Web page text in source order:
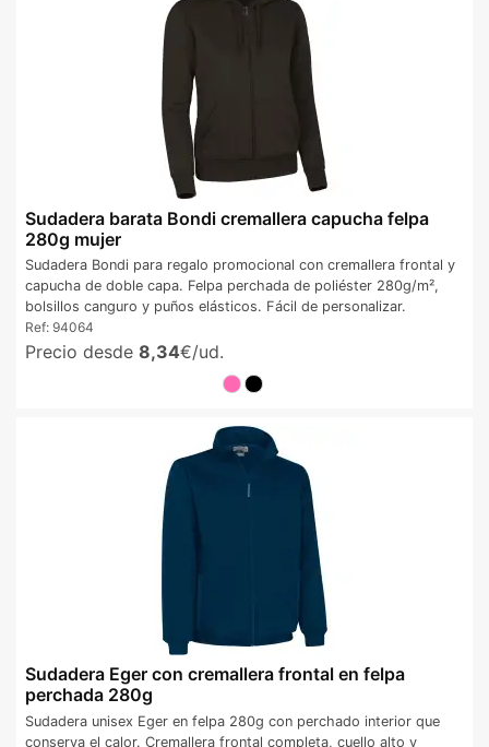
Sudadera barata Bondi cremallera capucha felpa
280g mujer
Sudadera Bondi para regalo promocional con cremallera frontal y
capucha de doble capa. Felpa perchada de poliéster 280g/m²,
bolsillos canguro y puños elásticos. Fácil de personalizar.
Ref: 94064
Precio desde 8,34€/ud.
Sudadera Eger con cremallera frontal en felpa
perchada 280g
Sudadera unisex Eger en felpa 280g con perchado interior que
conserva el calor. Cremallera frontal completa, cuello alto y